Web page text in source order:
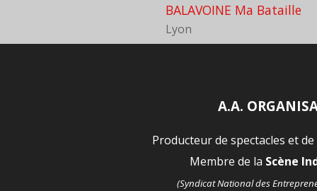
BALAVOINE Ma Bataille
Lyon
A.A.
Producteur de spectacles et
Membre de la Scène
(Syndicat National des